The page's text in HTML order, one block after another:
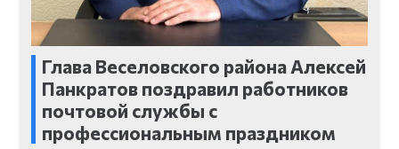
Глава Веселовского района Алексей
Панкратов поздравил работников
почтовой службы с
профессиональным праздником